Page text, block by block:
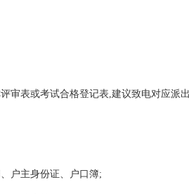
审表或考试合格登记表,建议致电对应派
户主身份证、户口簿;